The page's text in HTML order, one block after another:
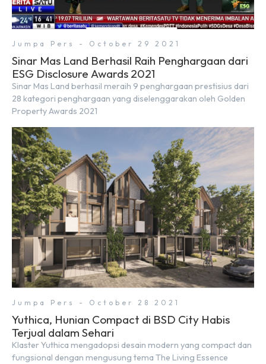
Jumpa Pers - October 29 2021
Sinar Mas Land Berhasil Raih Penghargaan dari
ESG Disclosure Awards 2021
Sinar Mas Land berhasil meraih 9 penghargaan prestisius dari
28 kategori penghargaan yang diselenggarakan oleh Golden
Property Awards 2021
Jumpa Pers - October 28 2021
Yuthica, Hunian Compact di BSD City Habis
Terjual dalam Sehari
Klaster Yuthica mengadopsi desain modern yang compact dan
fungsional dengan mengusung tema The Living Essence